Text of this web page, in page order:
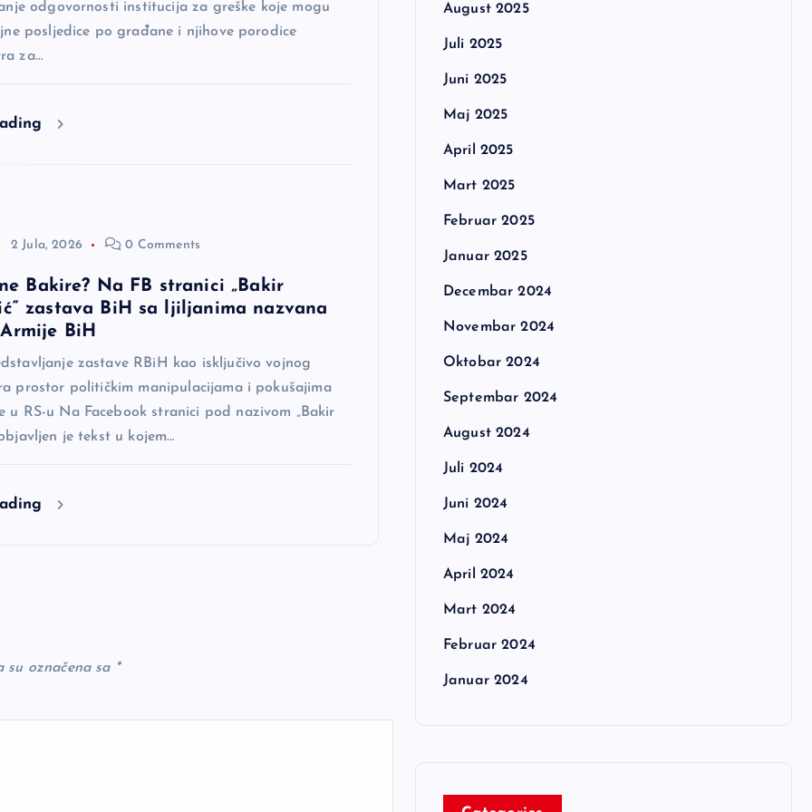
odgovornosti institucija za greške koje mogu
posljedice po građane i njihove porodice
za…
2 Jula, 2026 0 Comments
Bakire? Na FB stranici „Bakir
zastava BiH sa ljiljanima nazvana
BiH
zastave RBiH kao isključivo vojnog
prostor političkim manipulacijama i pokušajima
u RS-u Na Facebook stranici pod nazivom „Bakir
je tekst u kojem…
su označena sa *
August 2025
Juli 2025
Juni 2025
Maj 2025
April 2025
Mart 2025
Februar 2025
Januar 2025
Decembar 2024
Novembar 2024
Oktobar 2024
Septembar 2024
August 2024
Juli 2024
Juni 2024
Maj 2024
April 2024
Mart 2024
Februar 2024
Januar 2024